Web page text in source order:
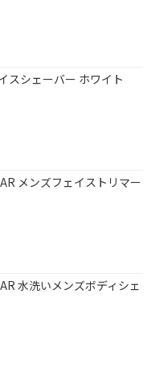
スシェーバー ホワイト
メンズフェイストリマー
水洗いメンズボディシェ